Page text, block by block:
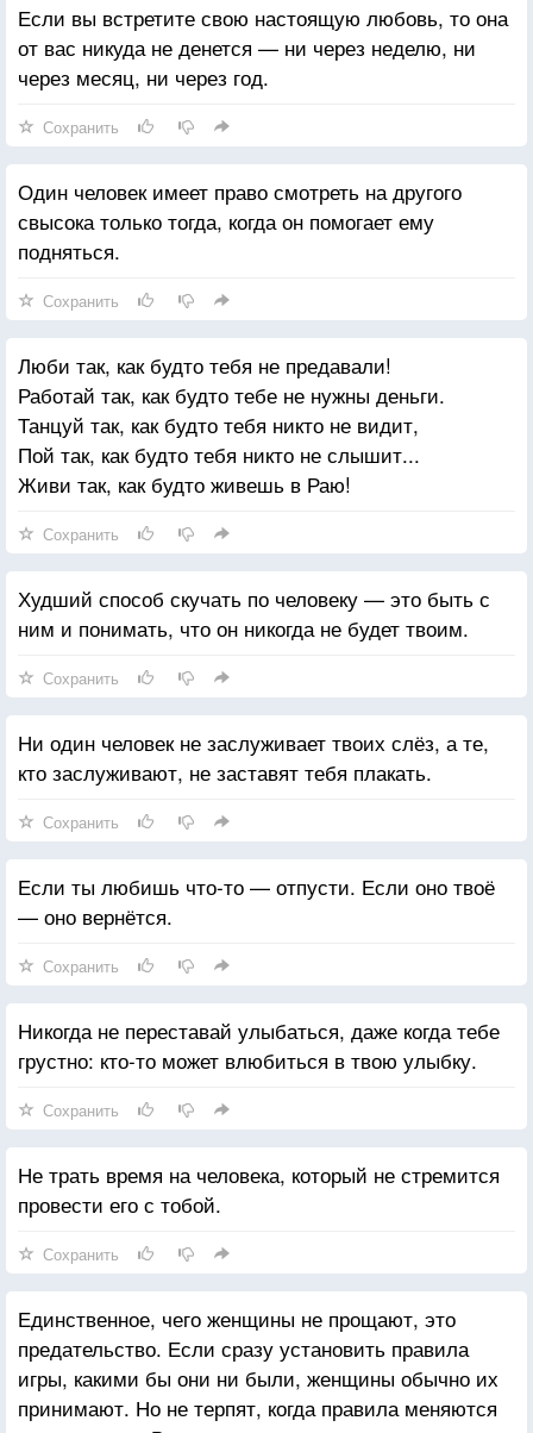
Если вы встретите свою настоящую любовь, то она
от вас никуда не денется — ни через неделю, ни
через месяц, ни через год.
Сохранить
Один человек имеет право смотреть на другого
свысока только тогда, когда он помогает ему
подняться.
Сохранить
Люби так, как будто тебя не предавали!
Работай так, как будто тебе не нужны деньги.
Танцуй так, как будто тебя никто не видит,
Пой так, как будто тебя никто не слышит...
Живи так, как будто живешь в Раю!
Сохранить
Худший способ скучать по человеку — это быть с
ним и понимать, что он никогда не будет твоим.
Сохранить
Ни один человек не заслуживает твоих слёз, а те,
кто заслуживают, не заставят тебя плакать.
Сохранить
Если ты любишь что-то — отпусти. Если оно твоё
— оно вернётся.
Сохранить
Никогда не переставай улыбаться, даже когда тебе
грустно: кто-то может влюбиться в твою улыбку.
Сохранить
Не трать время на человека, который не стремится
провести его с тобой.
Сохранить
Единственное, чего женщины не прощают, это
предательство. Если сразу установить правила
игры, какими бы они ни были, женщины обычно их
принимают. Но не терпят, когда правила меняются